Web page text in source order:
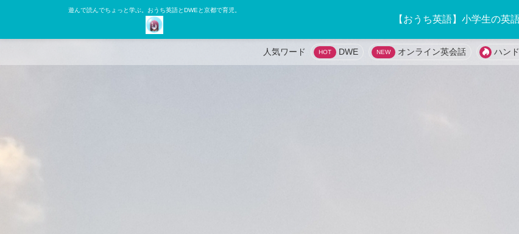
遊んで読んでちょっと学ぶ。おうち英語とDWEと京都で育児。
【おうち英語】小学生の英
DWE オンライン英会話 ハン